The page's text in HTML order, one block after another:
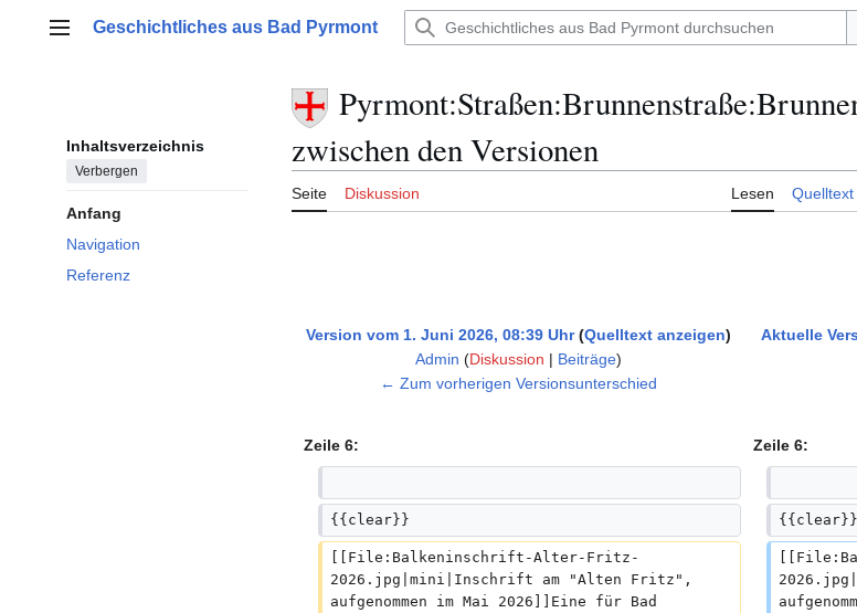
Hauptmenü
Geschichtliches aus Bad Pyrmont
Inhaltsverzeichnis
Verbergen
Anfang
Navigation
Referenz
zwischen den Versionen
Seite Diskussion Lesen
Version vom 1. Juni 2026, 08:39 Uhr Quelltext anzeigen
Admin (Diskussion | Beiträge)
n
← Zum vorherigen Versionsunterschied
Aktuelle
i
Zeile 6: Zeile 6:
{{clear}} {{clear}}
[[File:Balkeninschrift-Alter-Fritz-
2026.jpg|mini|Inschrift am "Alten Fritz",
aufgenommen im Mai 2026]]Eine für Bad